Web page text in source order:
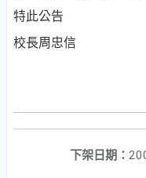
特此公告
校長周忠信
下架日期：